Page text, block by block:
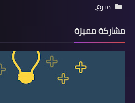
منوع،
مشاركة مميزة